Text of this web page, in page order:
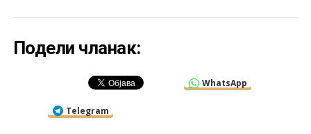
Подели чланак:
WhatsApp
Telegram